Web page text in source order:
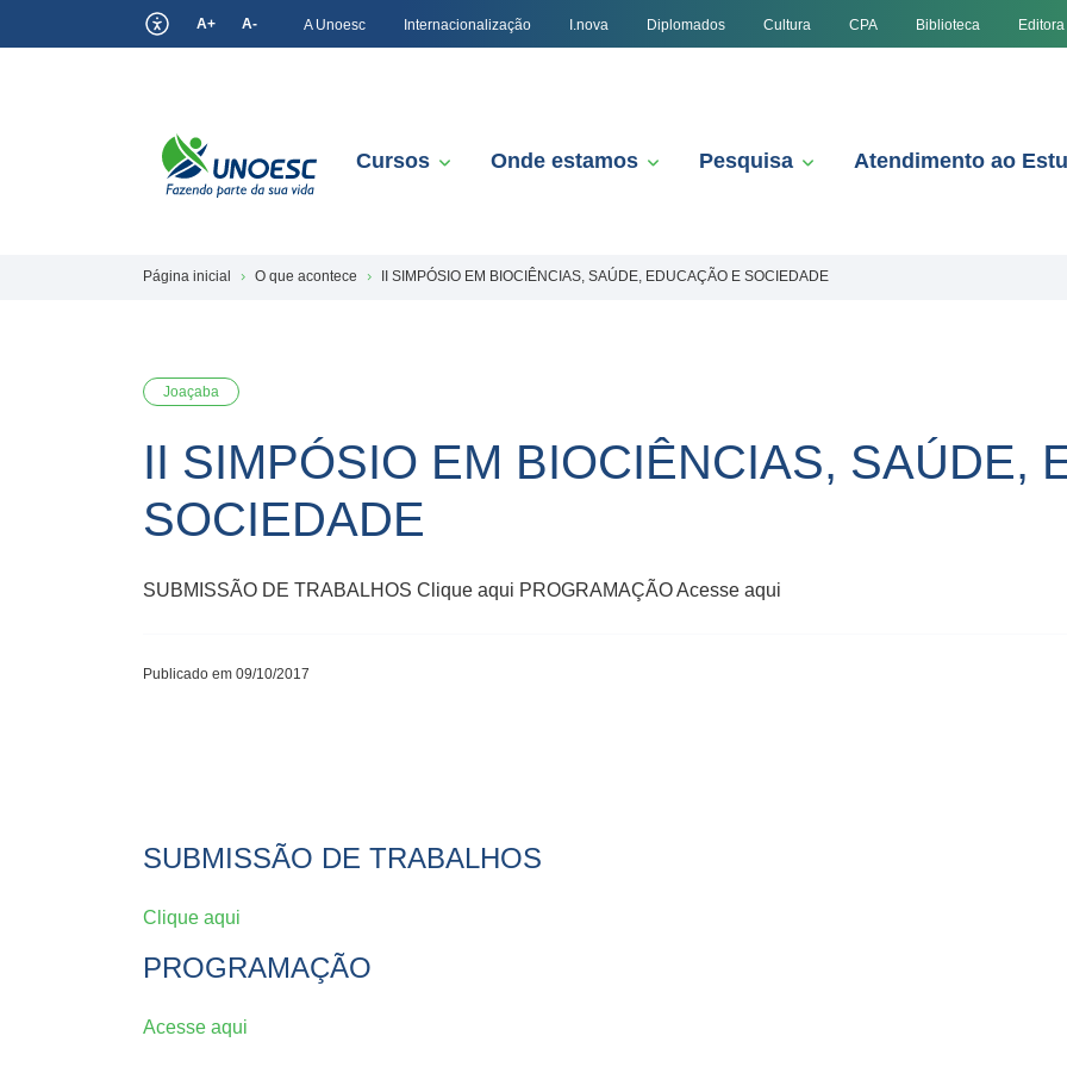
A+ A- A Unoesc Internacionalização I.nova Diplomados Cultura CPA Biblioteca Editora
Cursos Onde estamos Pesquisa Atendimento ao
Página inicial O que acontece II SIMPÓSIO EM BIOCIÊNCIAS, SAÚDE, EDUCAÇÃO E SOCIEDADE
Joaçaba
II SIMPÓSIO EM BIOCIÊNCIAS, SAÚDE,
SOCIEDADE
SUBMISSÃO DE TRABALHOS Clique aqui PROGRAMAÇÃO Acesse aqui
Publicado em 09/10/2017
SUBMISSÃO DE TRABALHOS
Clique aqui
PROGRAMAÇÃO
Acesse aqui